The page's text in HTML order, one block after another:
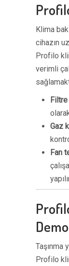
Klima
cihazın
Profilo
verimli
Gaz
Fan
Taşınma
Profilo